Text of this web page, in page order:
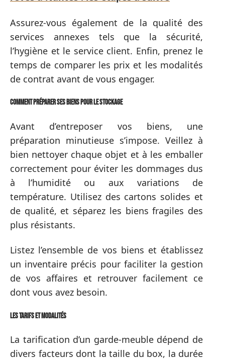
Assurez-vous également de la qualité des
services annexes tels que la sécurité,
l’hygiène et le service client. Enfin, prenez le
temps de comparer les prix et les modalités
de contrat avant de vous engager.
Comment préparer ses biens pour le stockage
Avant d’entreposer vos biens, une
préparation minutieuse s’impose. Veillez à
bien nettoyer chaque objet et à les emballer
correctement pour éviter les dommages dus
à l’humidité ou aux variations de
température. Utilisez des cartons solides et
de qualité, et séparez les biens fragiles des
plus résistants.
Listez l’ensemble de vos biens et établissez
un inventaire précis pour faciliter la gestion
de vos affaires et retrouver facilement ce
dont vous avez besoin.
Les tarifs et modalités
La tarification d’un garde-meuble dépend de
divers facteurs dont la taille du box, la durée